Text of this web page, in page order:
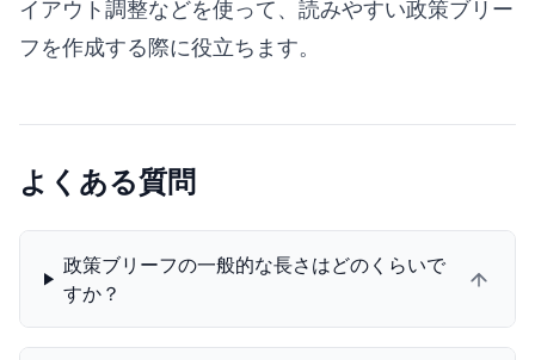
イアウト調整などを使って、読みやすい政策ブリー
フを作成する際に役立ちます。
よくある質問
政策ブリーフの一般的な長さはどのくらいで
すか？